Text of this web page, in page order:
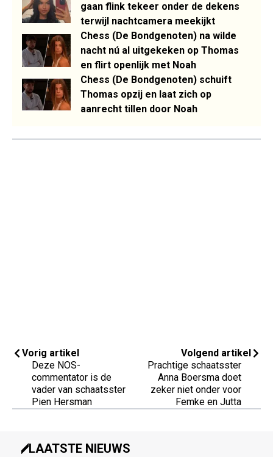
gaan flink tekeer onder de dekens
terwijl nachtcamera meekijkt
Chess (De Bondgenoten) na wilde
nacht nú al uitgekeken op Thomas
en flirt openlijk met Noah
Chess (De Bondgenoten) schuift
Thomas opzij en laat zich op
aanrecht tillen door Noah
Vorig artikel
Deze NOS-
commentator is de
vader van schaatsster
Pien Hersman
Volgend artikel
Prachtige schaatsster
Anna Boersma doet
zeker niet onder voor
Femke en Jutta
LAATSTE NIEUWS